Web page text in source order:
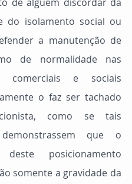
do isolamento social ou
a manutenção de
de normalidade nas
comerciais e sociais
o faz ser tachado
como se tais
que o
deste posicionamento
somente a gravidade da